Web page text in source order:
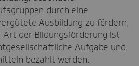
durch eine
Ausbildung zu fördern,
Art der Bildungsförderung ist
Aufgabe und
bezahlt werden.